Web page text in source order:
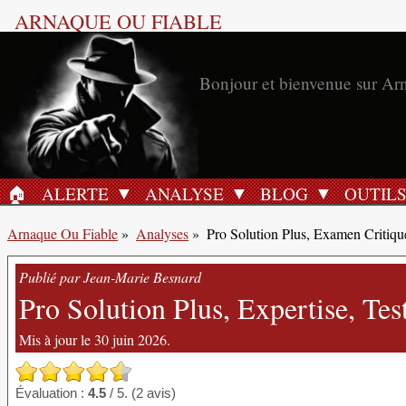
ARNAQUE OU FIABLE
ACCUEIL
🏠︎ ALERTE ANALYSE BLOG OUTILS
Arnaque Ou Fiable» Analyses» Pro Solution Plus, Examen
Publié par Jean-Marie Besnard
Pro Solution Plus, Expertise,
Mis à jour le 30 juin 2026.
Évaluation : 4.5 / 5. (2 avis)